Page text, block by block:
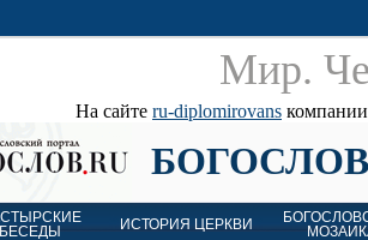
Мир.
На сайте ru-diplomirovans компании
БЕСЕДЫ
ИСТОРИЯ ЦЕРКВИ